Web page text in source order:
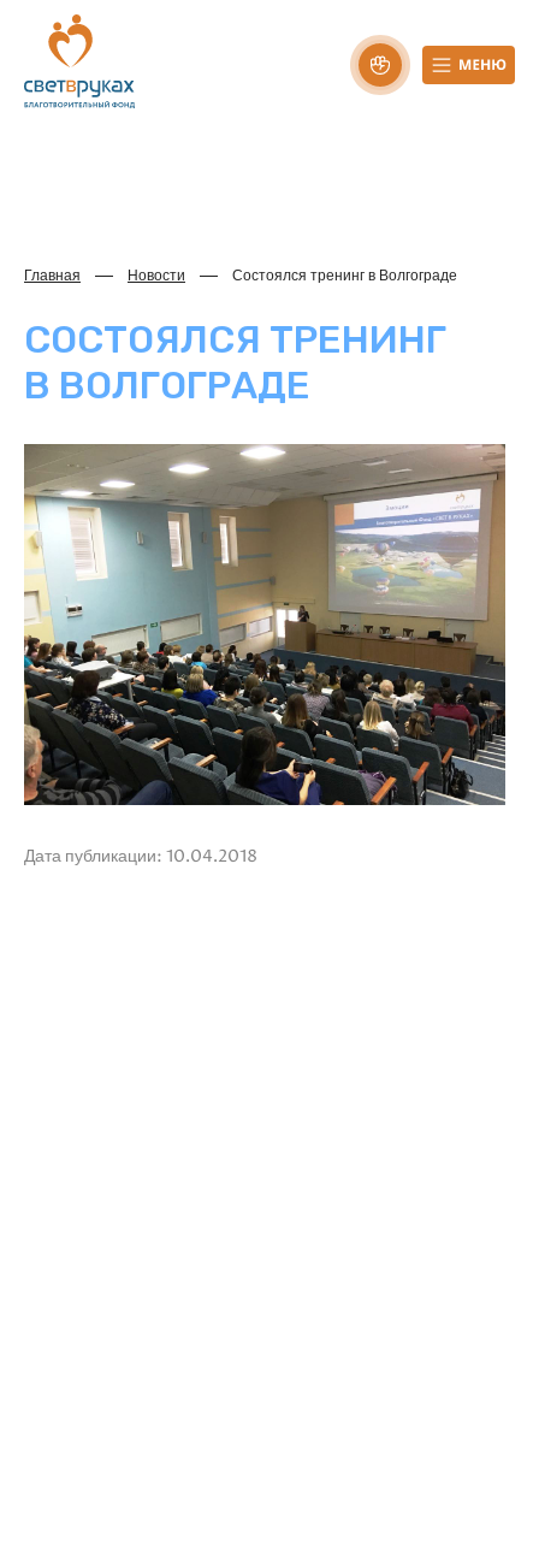
Главная Новости Состоялся тренинг в Волгограде
СОСТОЯЛСЯ ТРЕНИНГ
В ВОЛГОГРАДЕ
Дата публикации: 10.04.2018